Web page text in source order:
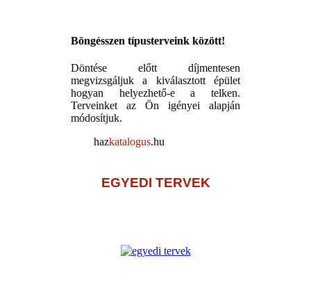
Böngésszen típusterveink között!
Döntése előtt díjmentesen
megvizsgáljuk a kiválasztott épület
hogyan helyezhető-e a telken.
Terveinket az Ön igényei alapján
módosítjuk.
hazkatalogus.hu
EGYEDI TERVEK